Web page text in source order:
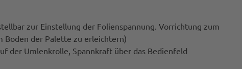
zur Einstellung der Folienspannung. Vorrichtung zum
Boden der Palette zu erleichtern)
der Umlenkrolle, Spannkraft über das Bedienfeld